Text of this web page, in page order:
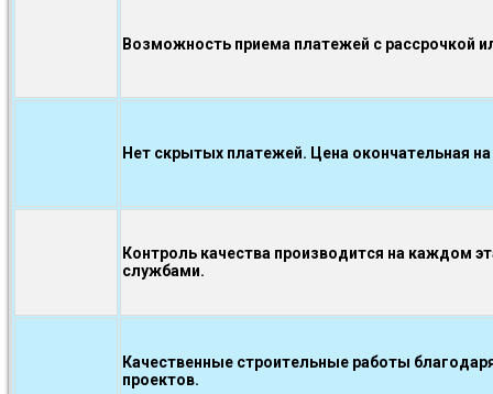
Возможность приема платежей с рассрочкой
Нет скрытых платежей. Цена окончательная
Контроль качества производится на каждом
службами.
Качественные строительные работы
проектов.